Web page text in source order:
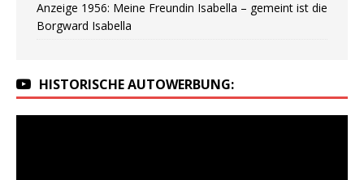
Anzeige 1956: Meine Freundin Isabella – gemeint ist die
Borgward Isabella
HISTORISCHE AUTOWERBUNG: